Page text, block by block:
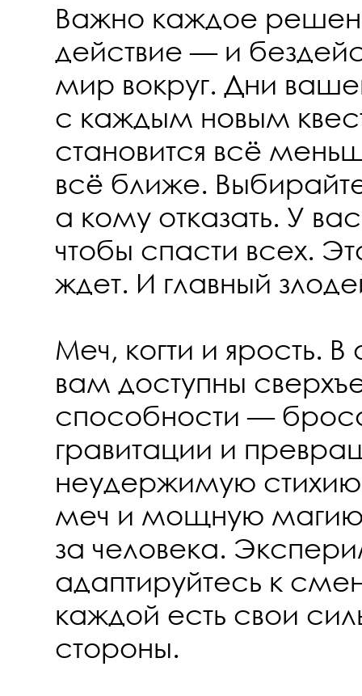
Важно каждое
действие — и
мир вокруг. Дни
с каждым новым
становится всё
всё ближе.
а кому отказать. У
чтобы спасти всех.
ждет. И главный
Меч, когти и ярость.
вам доступны
способности —
гравитации и
неудержимую
меч и мощную магию,
за человека.
адаптируйтесь к
каждой есть свои
стороны.